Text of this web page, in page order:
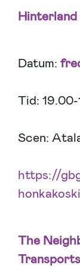
Datum:
Tid:
Scen:
https://
The